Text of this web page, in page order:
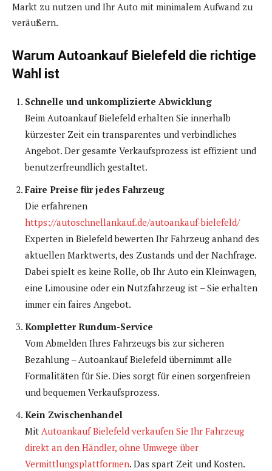
Markt zu nutzen und Ihr Auto mit minimalem Aufwand zu
veräußern.
Warum Autoankauf Bielefeld die richtige
Wahl ist
Schnelle und unkomplizierte Abwicklung
Beim Autoankauf Bielefeld erhalten Sie innerhalb
kürzester Zeit ein transparentes und verbindliches
Angebot. Der gesamte Verkaufsprozess ist effizient und
benutzerfreundlich gestaltet.
Faire Preise für jedes Fahrzeug
Die erfahrenen
https://autoschnellankauf.de/autoankauf-bielefeld/
Experten in Bielefeld bewerten Ihr Fahrzeug anhand des
aktuellen Marktwerts, des Zustands und der Nachfrage.
Dabei spielt es keine Rolle, ob Ihr Auto ein Kleinwagen,
eine Limousine oder ein Nutzfahrzeug ist – Sie erhalten
immer ein faires Angebot.
Kompletter Rundum-Service
Vom Abmelden Ihres Fahrzeugs bis zur sicheren
Bezahlung – Autoankauf Bielefeld übernimmt alle
Formalitäten für Sie. Dies sorgt für einen sorgenfreien
und bequemen Verkaufsprozess.
Kein Zwischenhandel
Mit Autoankauf Bielefeld verkaufen Sie Ihr Fahrzeug
direkt an den Händler, ohne Umwege über
Vermittlungsplattformen. Das spart Zeit und Kosten.